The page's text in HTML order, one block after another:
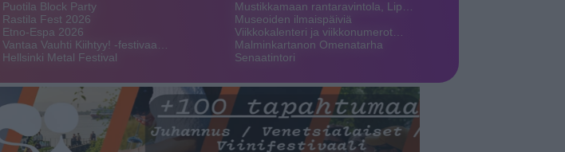
Puotila Block Party
Rastila Fest 2026
Etno-Espa 2026
Vantaa Vauhti Kiihtyy! -festivaa…
Hellsinki Metal Festival
Mustikkamaan rantaravintola, Lip…
Museoiden ilmaispäiviä
Viikkokalenteri ja viikkonumerot…
Malminkartanon Omenatarha
Senaatintori